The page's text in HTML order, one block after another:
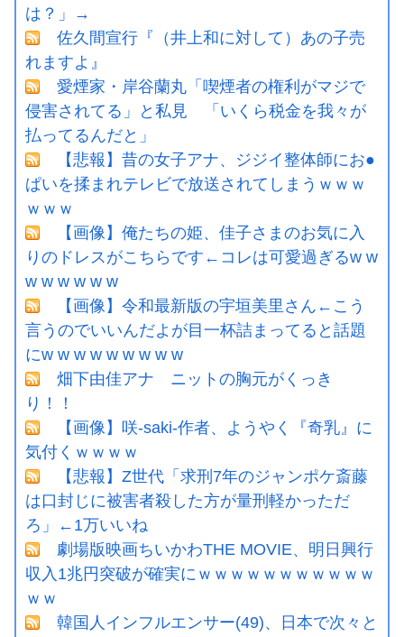
は？」→
佐久間宣行『（井上和に対して）あの子売
れますよ』
愛煙家・岸谷蘭丸「喫煙者の権利がマジで
侵害されてる」と私見 「いくら税金を我々が
払ってるんだと」
【悲報】昔の女子アナ、ジジイ整体師にお●
ぱいを揉まれテレビで放送されてしまうｗｗｗ
ｗｗｗ
【画像】俺たちの姫、佳子さまのお気に入
りのドレスがこちらです←コレは可愛過ぎるw w
w w w w w w
【画像】令和最新版の宇垣美里さん←こう
言うのでいいんだよが目一杯詰まってると話題
にw w w w w w w w w
畑下由佳アナ ニットの胸元がくっき
り！！
【画像】咲-saki-作者、ようやく『奇乳』に
気付くｗｗｗｗ
【悲報】Z世代「求刑7年のジャンポケ斎藤
は口封じに被害者殺した方が量刑軽かっただ
ろ」←1万いいね
劇場版映画ちいかわTHE MOVIE、明日興行
収入1兆円突破が確実にｗｗｗｗｗｗｗｗｗｗｗ
ｗｗ
韓国人インフルエンサー(49)、日本で次々と